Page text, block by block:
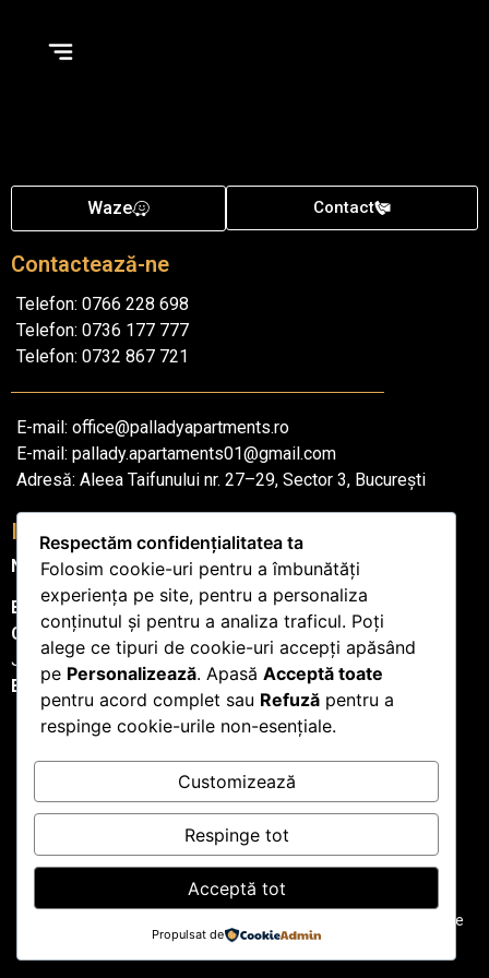
Waze Contact
Contactează-ne
Telefon: 0766 228 698
Telefon: 0736 177 777
Telefon: 0732 867 721
E-mail: office@palladyapartments.ro
E-mail: pallady.apartaments01@gmail.com
Adresă: Aleea Taifunului nr. 27–29, Sector 3, București
Informații Comerciale
NSN PALLADY RESIDENCE SRL
Bucureștisectorul 2, str. Brădeşti, nr.8-10
CUI:38153184
J2017015032409
EUID: ROONRC.J2017015032409
Politica de confidențialitate
Termeni și condiții
©2026 Pallady Apartments. Toate drepturile rezervate. Website
realizat deClinica De Marketing
Respectăm confidențialitatea ta
Folosim cookie-uri pentru a îmbunătăți
experiența pe site, pentru a personaliza
conținutul și pentru a analiza traficul. Poți
alege ce tipuri de cookie-uri accepți apăsând
pe Personalizează. Apasă Acceptă toate
pentru acord complet sau Refuză pentru a
respinge cookie-urile non-esențiale.
Customizează
Respinge tot
Acceptă tot
Propulsat de